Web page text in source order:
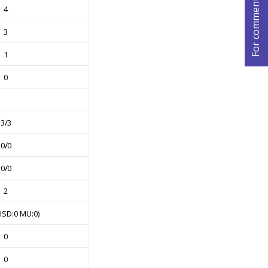
4
3
1
0
3/3
0/0
0/0
2
MU:0)
0
0